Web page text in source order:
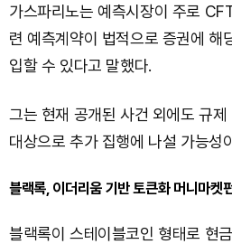
가스파리노는 예측시장이 주로
련 예측계약이 법적으로 증권에 해
입할 수 있다고 말했다.
그는 현재 공개된 사건 외에도 규
대상으로 추가 집행에 나설 가능성
블랙록, 이더리움 기반 토큰화 머니마켓
블랙록이 스테이블코인 형태로 현